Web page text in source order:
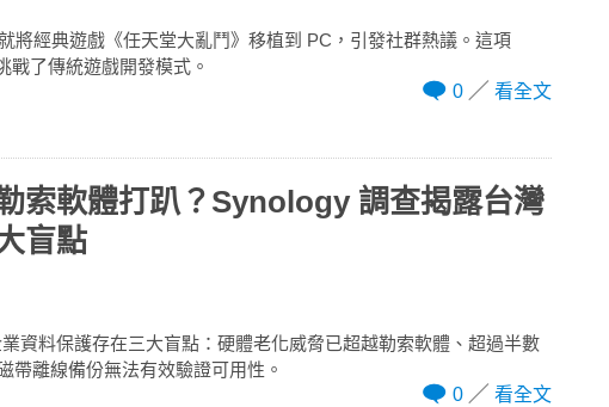
將經典遊戲《任天堂大亂鬥》移植到 PC，引發社群熱議。這項
戰了傳統遊戲開發模式。
0
看全文
索軟體打趴？Synology 調查揭露台灣
盲點
資料保護存在三大盲點：硬體老化威脅已超越勒索軟體、超過半數
帶離線備份無法有效驗證可用性。
0
看全文